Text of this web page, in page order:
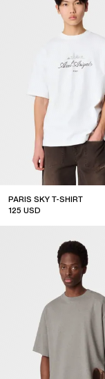
PARIS SKY T-SHIRT
125 USD